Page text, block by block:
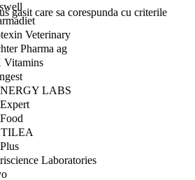
Veterinary
Pharma ag
Vitamins
LABS
Laboratories
gasit care sa corespunda cu criterile